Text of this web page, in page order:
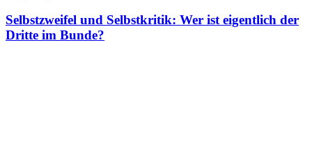
Selbstzweifel und Selbstkritik: Wer ist eigentlich der
Dritte im Bunde?